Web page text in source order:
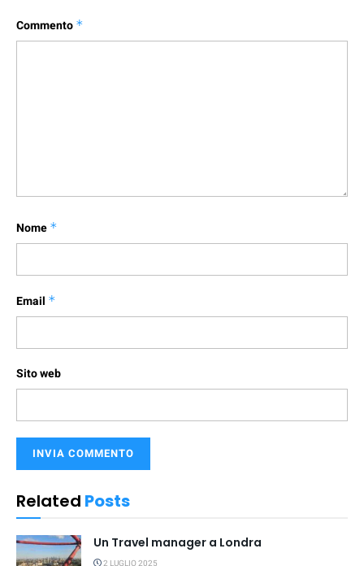
Commento *
Nome *
Email *
Sito web
Related Posts
Un Travel manager a Londra
2 LUGLIO 2025